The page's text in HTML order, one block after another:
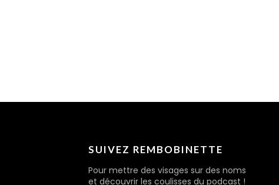
SUIVEZ REMBOBINETTE
Pour mettre des visages sur des noms
et découvrir les coulisses du podcast !